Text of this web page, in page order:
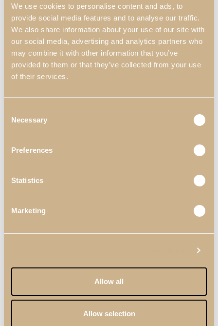
We use cookies to personalise content and ads, to
provide social media features and to analyse our traffic.
We also share information about your use of our site with
our social media, advertising and analytics partners who
may combine it with other information that you’ve
provided to them or that they’ve collected from your use
of their services.
Selection
Necessary
Preferences
Statistics
Marketing
Allow all
Allow selection
Tapicería
Seleccione el Tejido o la Piel Sintética que se adapte
a su decoración
Categorías: Comedor, Oficina, Salón, Sillas Etiqueta: